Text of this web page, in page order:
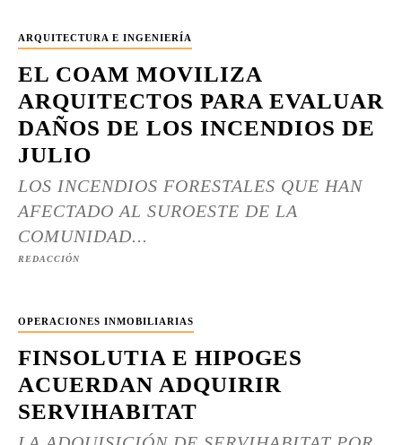
ARQUITECTURA E INGENIERÍA
EL COAM MOVILIZA
ARQUITECTOS PARA EVALUAR
DAÑOS DE LOS INCENDIOS DE
JULIO
LOS INCENDIOS FORESTALES QUE HAN
AFECTADO AL SUROESTE DE LA
COMUNIDAD...
REDACCIÓN
OPERACIONES INMOBILIARIAS
FINSOLUTIA E HIPOGES
ACUERDAN ADQUIRIR
SERVIHABITAT